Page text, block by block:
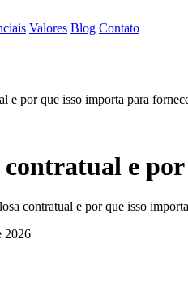
Valores Blog Contato
e por que isso importa para
contratual e
contratual e por que isso
2026